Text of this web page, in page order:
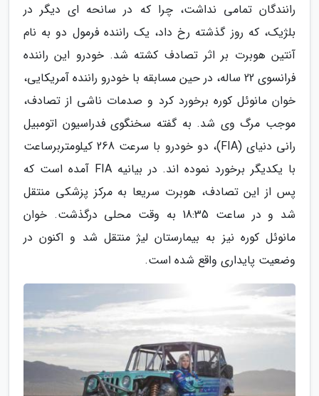
رانندگان تمامی نداشت، چرا که در سانحه ای دیگر در
بلژیک، که روز گذشته رخ داد، یک راننده فرمول دو به نام
آنتین هوبرت بر اثر تصادف کشته شد. خودرو این راننده
فرانسوی 22 ساله، در حین مسابقه با خودرو راننده آمریکایی،
خوان مانوئل کوره برخورد کرد و صدمات ناشی از تصادف،
موجب مرگ وی شد. به گفته سخنگوی فدراسیون اتومبیل
رانی دنیای (FIA)، دو خودرو با سرعت 268 کیلومتربرساعت
با یکدیگر برخورد نموده اند. در بیانیه FIA آمده است که
پس از این تصادف، هوبرت سریعا به مرکز پزشکی منتقل
شد و در ساعت 18:35 به وقت محلی درگذشت. خوان
مانوئل کوره نیز به بیمارستان لیژ منتقل شد و اکنون در
وضعیت پایداری واقع شده است.